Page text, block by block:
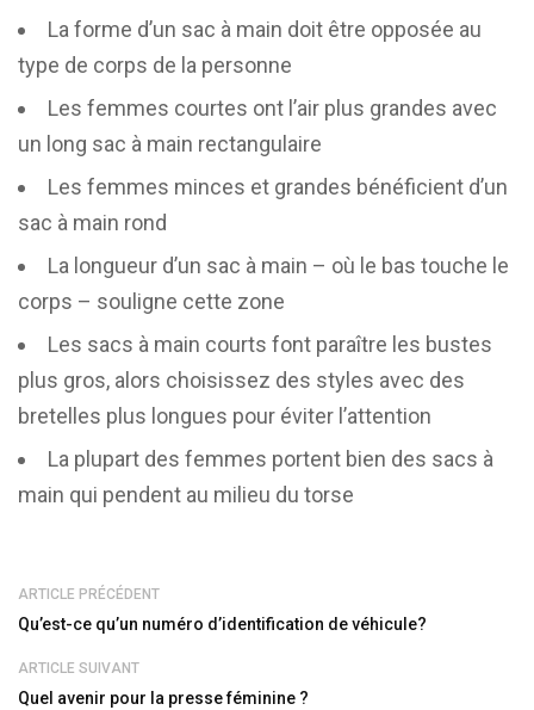
La forme d’un sac à main doit être opposée au
type de corps de la personne
Les femmes courtes ont l’air plus grandes avec
un long sac à main rectangulaire
Les femmes minces et grandes bénéficient d’un
sac à main rond
La longueur d’un sac à main – où le bas touche le
corps – souligne cette zone
Les sacs à main courts font paraître les bustes
plus gros, alors choisissez des styles avec des
bretelles plus longues pour éviter l’attention
La plupart des femmes portent bien des sacs à
main qui pendent au milieu du torse
ARTICLE PRÉCÉDENT
Qu’est-ce qu’un numéro d’identification de véhicule?
ARTICLE SUIVANT
Quel avenir pour la presse féminine ?